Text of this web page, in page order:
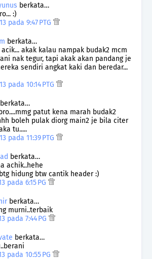
berkata…
:)
pada 9:47 PTG
berkata…
acik... akak kalau nampak budak2 mcm
nak tegur, tapi akak akan pandang je
sendiri angkat kaki dan beredar...
pada 10:14 PTG
berkata…
patut kena marah budak2
boleh pulak diorg main2 je bila citer
tu.....
pada 11:39 PTG
berkata…
achik..hehe
hidung btw cantik header :)
pada 6:15 PG
berkata…
murni..terbaik
pada 7:44 PG
berkata…
pada 10:55 PG